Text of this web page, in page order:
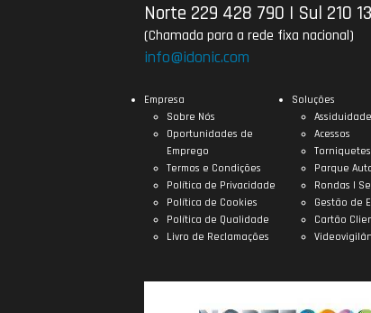
Norte 229 428 790 | Sul 210
(Chamada para a rede fixa nacional)
info@idonic.com
Empresa
Sobre Nós
Oportunidades de
Emprego
Termos e Condições
Política de Privacidade
Política de Cookies
Política de Qualidade
Livro de Reclamações
Soluções
Assiduidade
Acessos
Torniquetes
Parque
Rondas |
Gestão de
Cartão